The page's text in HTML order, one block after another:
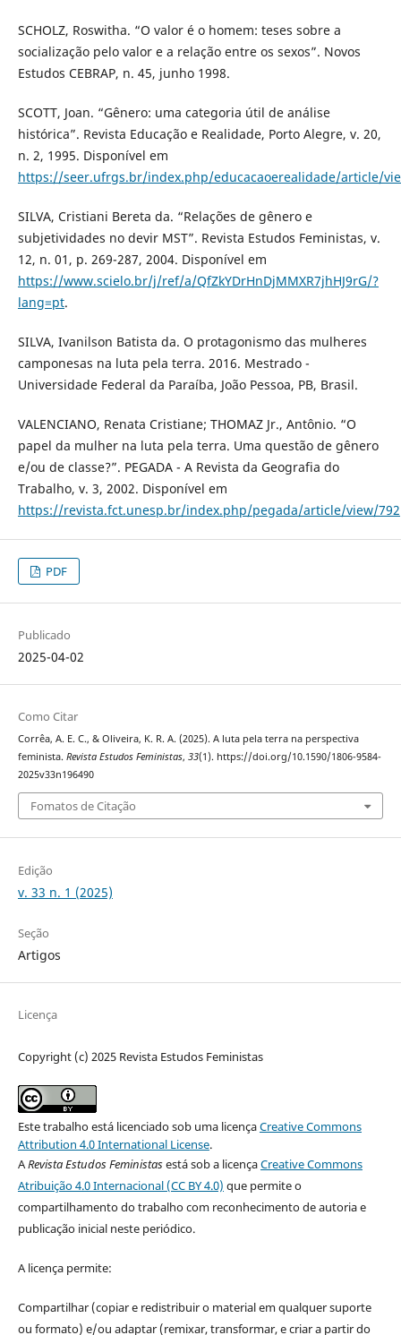
SCHOLZ, Roswitha. “O valor é o homem: teses sobre a
socialização pelo valor e a relação entre os sexos”. Novos
Estudos CEBRAP, n. 45, junho 1998.
SCOTT, Joan. “Gênero: uma categoria útil de análise
histórica”. Revista Educação e Realidade, Porto Alegre, v. 20,
n. 2, 1995. Disponível em
https://seer.ufrgs.br/index.php/educacaoerealidade/article/
SILVA, Cristiani Bereta da. “Relações de gênero e
subjetividades no devir MST”. Revista Estudos Feministas, v.
12, n. 01, p. 269-287, 2004. Disponível em
https://www.scielo.br/j/ref/a/QfZkYDrHnDjMMXR7jhHJ9rG/?
lang=pt.
SILVA, Ivanilson Batista da. O protagonismo das mulheres
camponesas na luta pela terra. 2016. Mestrado -
Universidade Federal da Paraíba, João Pessoa, PB, Brasil.
VALENCIANO, Renata Cristiane; THOMAZ Jr., Antônio. “O
papel da mulher na luta pela terra. Uma questão de gênero
e/ou de classe?”. PEGADA - A Revista da Geografia do
Trabalho, v. 3, 2002. Disponível em
https://revista.fct.unesp.br/index.php/pegada/article/view/792
PDF
Publicado
2025-04-02
Como Citar
Corrêa, A. E. C., & Oliveira, K. R. A. (2025). A luta pela terra na perspectiva
feminista. Revista Estudos Feministas, 33(1). https://doi.org/10.1590/1806-9584-
2025v33n196490
Fomatos de Citação
Edição
v. 33 n. 1 (2025)
Seção
Artigos
Licença
Copyright (c) 2025 Revista Estudos Feministas
Este trabalho está licenciado sob uma licençaCreative Commons
Attribution 4.0 International License.
ARevista Estudos Feministasestá sob a licençaCreative Commons
Atribuição 4.0 Internacional (CC BY 4.0) que permite o
compartilhamento do trabalho com reconhecimento de autoria e
publicação inicial neste periódico.
A licença permite:
Compartilhar (copiar e redistribuir o material em qualquer suporte
ou formato) e/ou adaptar (remixar, transformar, e criar a partir do